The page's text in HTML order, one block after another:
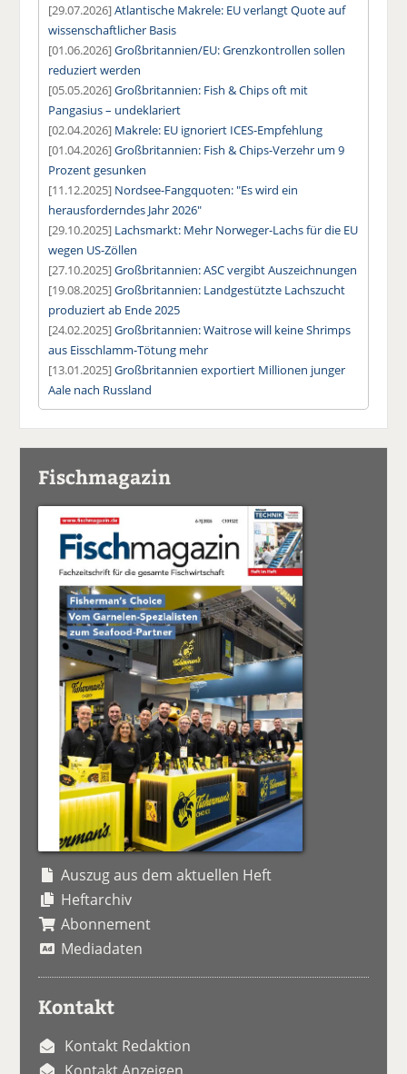
[29.07.2026]Atlantische Makrele: EU verlangt Quote auf
wissenschaftlicher Basis
[01.06.2026]Großbritannien/EU: Grenzkontrollen sollen
reduziert werden
[05.05.2026]Großbritannien: Fish & Chips oft mit
Pangasius – undeklariert
[02.04.2026] Makrele: EU ignoriert ICES-Empfehlung
[01.04.2026]Großbritannien: Fish & Chips-Verzehr um 9
Prozent gesunken
[11.12.2025] Nordsee-Fangquoten: "Es wird ein
herausforderndes Jahr 2026"
[29.10.2025] Lachsmarkt: Mehr Norweger-Lachs für die EU
wegen US-Zöllen
[27.10.2025]Großbritannien: ASC vergibt Auszeichnungen
[19.08.2025]Großbritannien: Landgestützte Lachszucht
produziert ab Ende 2025
[24.02.2025]Großbritannien: Waitrose will keine Shrimps
aus Eisschlamm-Tötung mehr
[13.01.2025]Großbritannien exportiert Millionen junger
Aale nach Russland
Fischmagazin
Auszug aus dem aktuellen Heft
Heftarchiv
Abonnement
Mediadaten
Kontakt
Kontakt Redaktion